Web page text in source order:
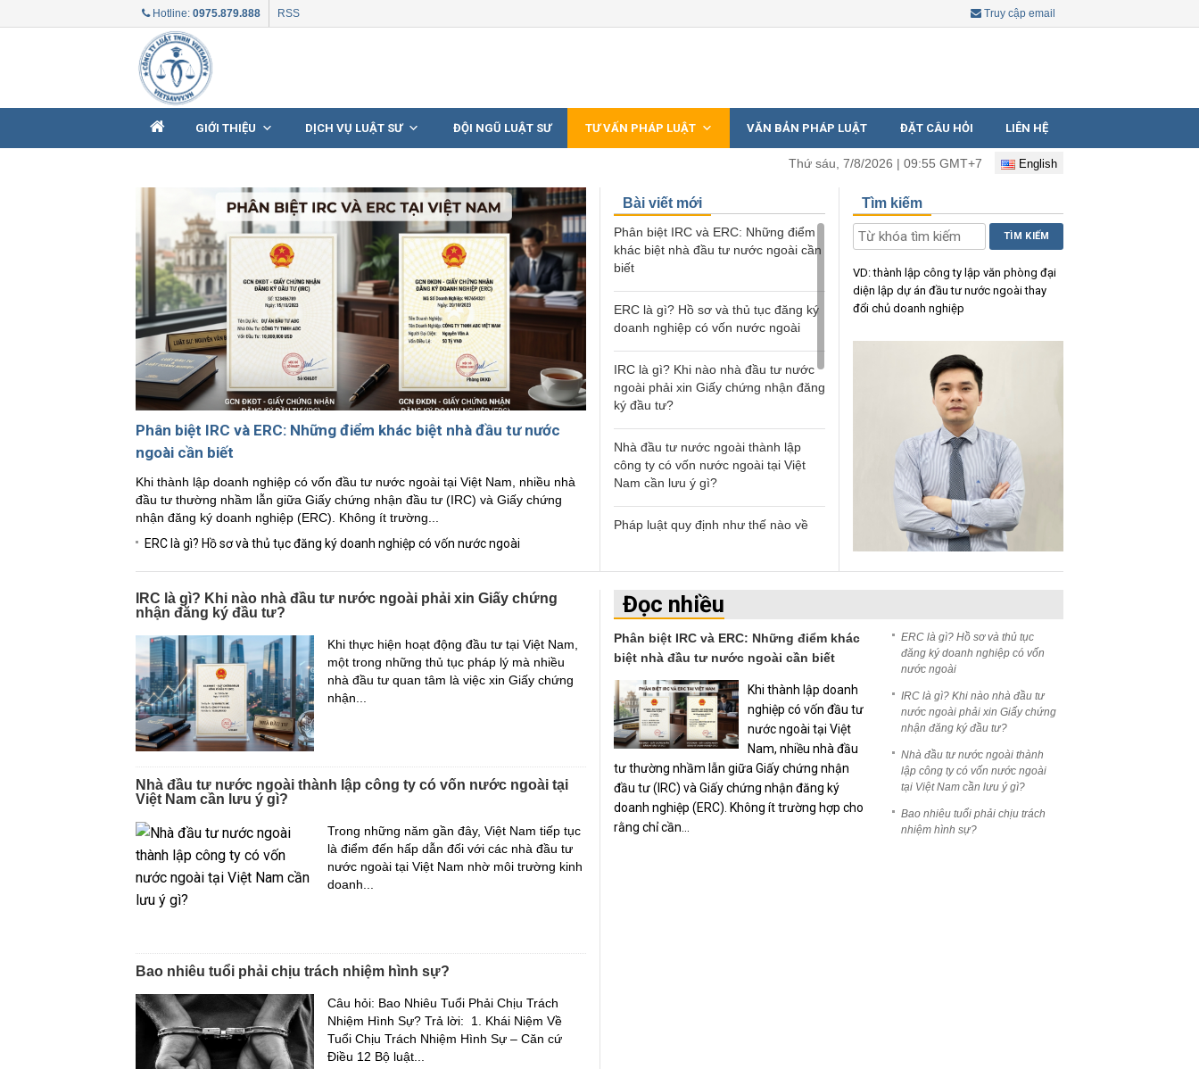
to
Hotline: 0975.879.888 RSS Truy cập email
GIỚI THIỆU DỊCH VỤ LUẬT SƯ ĐỘI NGŨ LUẬT SƯ TƯ VẤN PHÁP LUẬT VĂN BẢN PHÁP LUẬT ĐẶT CÂU HỎI LIÊN HỆ
Thứ sáu, 7/8/2026 | 09:55 GMT+7 English
Phân biệt IRC và ERC: Những điểm khác biệt nhà đầu tư nước
ngoài cần biết
Khi thành lập doanh nghiệp có vốn đầu tư nước ngoài tại Việt Nam, nhiều nhà
đầu tư thường nhầm lẫn giữa Giấy chứng nhận đầu tư (IRC) và Giấy chứng
nhận đăng ký doanh nghiệp (ERC). Không ít trường...
ERC là gì? Hồ sơ và thủ tục đăng ký doanh nghiệp có vốn nước ngoài
Bài viết mới
Phân biệt IRC và ERC: Những điểm
khác biệt nhà đầu tư nước ngoài cần
biết
ERC là gì? Hồ sơ và thủ tục đăng ký
doanh nghiệp có vốn nước ngoài
IRC là gì? Khi nào nhà đầu tư nước
ngoài phải xin Giấy chứng nhận đăng
ký đầu tư?
Nhà đầu tư nước ngoài thành lập
công ty có vốn nước ngoài tại Việt
Nam cần lưu ý gì?
Pháp luật quy định như thế nào về
Bao nhiêu tuổi phải chịu trách nhiệm
hình sự?
Người đang chấp hành án phạt tù có
được liên hệ với người thân hay
không?
Tài sản chung của vợ chồng có được
sử dụng để kinh doanh không?
Các văn bản hướng dẫn đặc xá 2024
Tìm kiếm
TÌM KIẾM
VD:thành lập công ty lập văn phòng đại
diện lập dự án đầu tư nước ngoàithay
đổi chủ doanh nghiệp
IRC là gì? Khi nào nhà đầu tư nước ngoài phải xin Giấy chứng
nhận đăng ký đầu tư?
Khi thực hiện hoạt động đầu tư tại Việt Nam,
một trong những thủ tục pháp lý mà nhiều
nhà đầu tư quan tâm là việc xin Giấy chứng
nhận...
Nhà đầu tư nước ngoài thành lập công ty có vốn nước ngoài tại
Việt Nam cần lưu ý gì?
Trong những năm gần đây, Việt Nam tiếp tục
là điểm đến hấp dẫn đối với các nhà đầu tư
nước ngoài tại Việt Nam nhờ môi trường kinh
doanh...
Bao nhiêu tuổi phải chịu trách nhiệm hình sự?
Câu hỏi: Bao Nhiêu Tuổi Phải Chịu Trách
Nhiệm Hình Sự? Trả lời: 1. Khái Niệm Về
Tuổi Chịu Trách Nhiệm Hình Sự – Căn cứ
Điều 12 Bộ luật...
Đọc nhiều
Phân biệt IRC và ERC: Những điểm khác
biệt nhà đầu tư nước ngoài cần biết
Khi thành lập doanh
nghiệp có vốn đầu tư
nước ngoài tại Việt
Nam, nhiều nhà đầu
tư thường nhầm lẫn giữa Giấy chứng nhận
đầu tư (IRC) và Giấy chứng nhận đăng ký
doanh nghiệp (ERC). Không ít trường hợp cho
rằng chỉ cần...
ERC là gì? Hồ sơ và thủ tục
đăng ký doanh nghiệp có vốn
nước ngoài
IRC là gì? Khi nào nhà đầu tư
nước ngoài phải xin Giấy chứng
nhận đăng ký đầu tư?
Nhà đầu tư nước ngoài thành
lập công ty có vốn nước ngoài
tại Việt Nam cần lưu ý gì?
Bao nhiêu tuổi phải chịu trách
nhiệm hình sự?